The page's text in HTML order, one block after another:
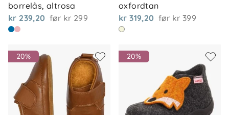
borrelås, altrosa
kr 239,20 før kr 299
oxfordtan
kr 319,20 før kr 399
20% 20%